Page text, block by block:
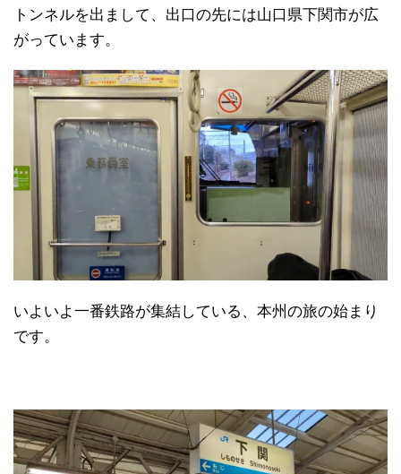
トンネルを出まして、出口の先には山口県下関市が広
がっています。
いよいよ一番鉄路が集結している、本州の旅の始まり
です。